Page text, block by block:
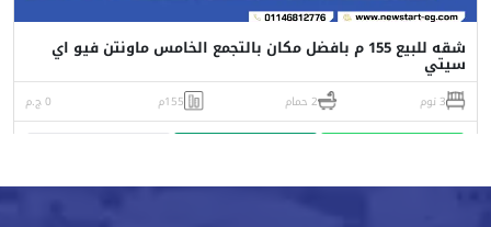
شقه للبيع 155 م بافضل مكان بالتجمع الخامس ماونتن فيو اي
سيتي
3 نوم 2 حمام 155م 0 ج.م